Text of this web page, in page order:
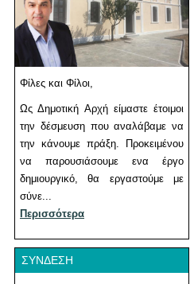
Φίλες και Φίλοι,
Ως Δημοτική Αρχή είμαστε έτοιμοι
την δέσμευση που αναλάβαμε να
την κάνουμε πράξη. Προκειμένου
να παρουσιάσουμε ενα έργο
δημιουργικό, θα εργαστούμε με
σύνε...
Περισσότερα
ΣΎΝΔΕΣΗ